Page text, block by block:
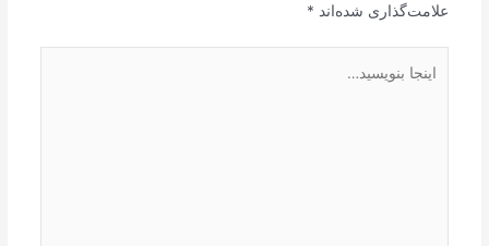
علامت‌گذاری شده‌اند *
بنویسید…